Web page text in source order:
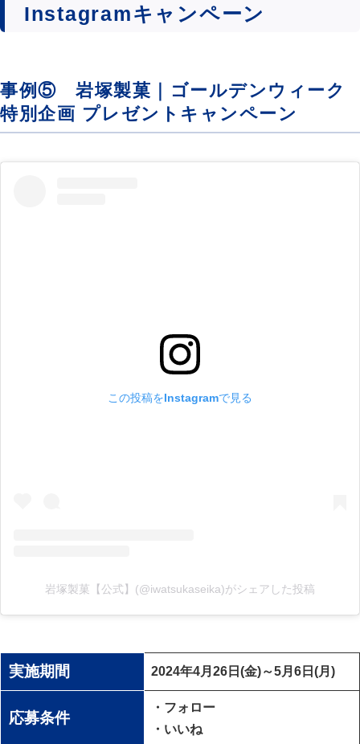
Instagramキャンペーン
事例⑤ 岩塚製菓｜ゴールデンウィーク
特別企画 プレゼントキャンペーン
この投稿をInstagramで見る
岩塚製菓【公式】(@iwatsukaseika)がシェアした投稿
実施期間 2024年4月26日(金)～5月6日(月)
応募条件
・フォロー
・いいね